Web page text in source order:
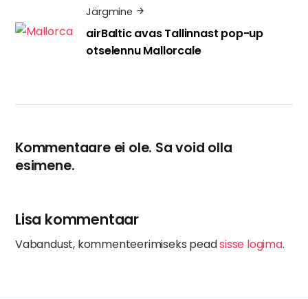
Järgmine
airBaltic avas Tallinnast pop-up
otselennu Mallorcale
Kommentaare ei ole. Sa void olla
esimene.
Lisa kommentaar
Vabandust, kommenteerimiseks peadsisse logima.